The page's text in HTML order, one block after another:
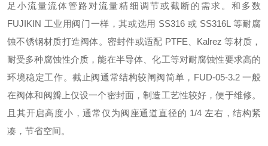
足小流量流体管路对流量精细调节或截断的需求。和多数
FUJIKIN 工业用阀门一样，其或选用 SS316 或 SS316L 等耐腐
蚀不锈钢材质打造阀体。密封件或适配 PTFE、Kalrez 等材质，
耐受多种腐蚀性介质，能在半导体、化工等对耐腐蚀性要求高的
环境稳定工作。截止阀通常结构较闸阀简单，FUD-05-3.2 一般
在阀体和阀瓣上仅设一个密封面，制造工艺性较好，便于维修。
且其开启高度小，通常仅为阀座通道直径的 1/4 左右，结构紧
凑，节省空间。